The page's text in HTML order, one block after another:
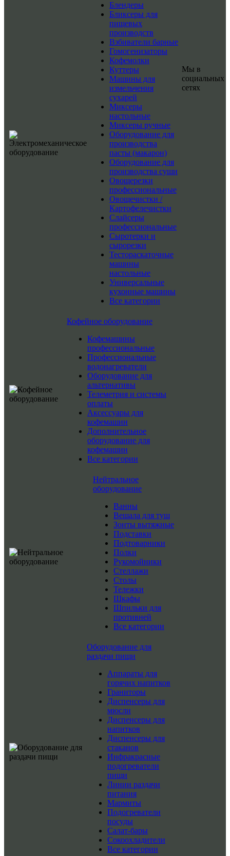
Блендеры
Бликсеры для
пищевых
производств
Взбиватели барные
Гомогенизаторы
Кофемолки
Куттеры
Машины для
измельчения
сухарей
Миксеры
настольные
Миксеры ручные
Оборудование для
производства
пасты (макарон)
Оборудование для
производства суши
Овощерезки
профессиональные
Овощечистки /
Картофелечистки
Слайсеры
профессиональные
Сыротерки и
сырорезки
Тестораскаточные
машины
настольные
Универсальные
кухонные машины
Все категории
Кофейное оборудование
Кофемашины
профессиональные
Профессиональные
водонагреватели
Оборудование для
альтернативы
Телеметрия и системы
оплаты
Аксессуары для
кофемашин
Дополнительное
оборудование для
кофемашин
Все категории
Нейтральное
оборудование
Ванны
Вешала для туш
Зонты вытяжные
Подставки
Подтоварники
Полки
Рукомойники
Стеллажи
Столы
Тележки
Шкафы
Шпильки для
противней
Все категории
Оборудование для
раздачи пищи
Аппараты для
горячих напитков
Граниторы
Диспенсеры для
мюсли
Диспенсеры для
напитков
Диспенсеры для
стаканов
Инфракрасные
подогреватели
пищи
Линии раздачи
питания
Мармиты
Подогреватели
посуды
Салат-бары
Сокоохладители
Все категории
Мы в
социальных
сетях